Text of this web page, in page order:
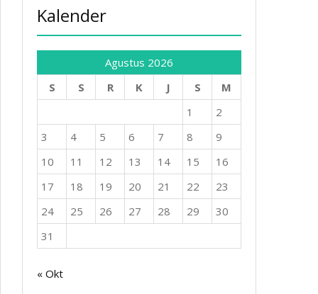
Kalender
Agustus 2026
S
S R K J S
M
1
2
3
4 5 6 7 8
9
10
11 12 13 14 15
16
17
18 19 20 21 22
23
24
25 26 27 28 29
30
31
« Okt